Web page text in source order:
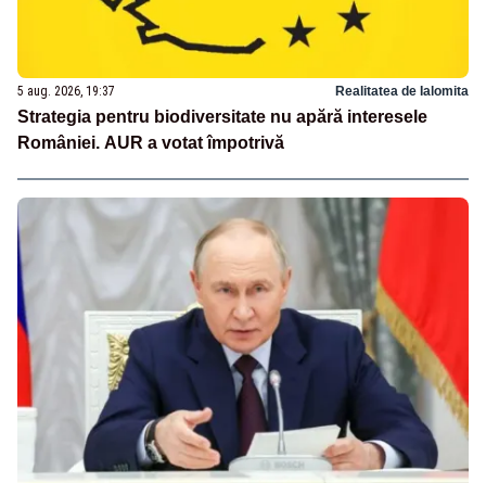
5 aug. 2026, 19:37 Realitatea de Ialomita
Strategia pentru biodiversitate nu apără interesele
României. AUR a votat împotrivă